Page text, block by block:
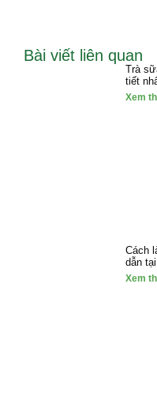
Bài viết liên quan
Trà
tiết
Xem
Cách
dẫn
Xem